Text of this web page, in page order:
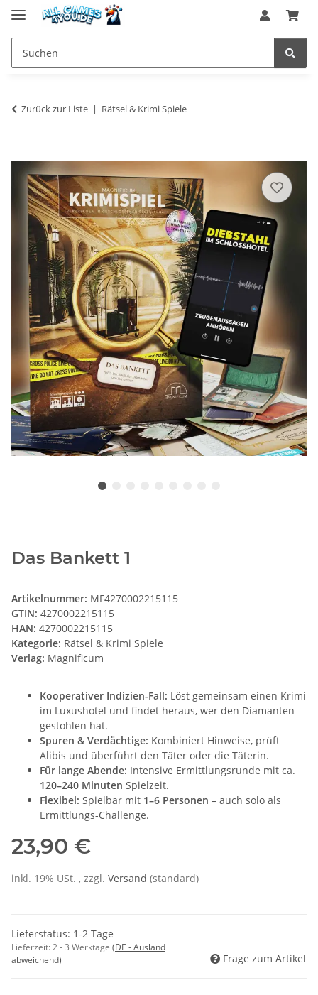
Zurück zur Liste Rätsel & Krimi Spiele
Das Bankett 1
Artikelnummer: MF4270002215115
GTIN: 4270002215115
HAN: 4270002215115
Kategorie: Rätsel & Krimi Spiele
Verlag: Magnificum
Kooperativer Indizien-Fall: Löst gemeinsam einen Krimi
im Luxushotel und findet heraus, wer den Diamanten
gestohlen hat.
Spuren & Verdächtige: Kombiniert Hinweise, prüft
Alibis und überführt den Täter oder die Täterin.
Für lange Abende: Intensive Ermittlungsrunde mit ca.
120–240 Minuten Spielzeit.
Flexibel: Spielbar mit 1–6 Personen – auch solo als
Ermittlungs-Challenge.
23,90 €
inkl. 19% USt. , zzgl. Versand (standard)
Lieferstatus: 1-2 Tage
Lieferzeit:2 - 3 Werktage (DE - Ausland
abweichend)
Frage zum Artikel